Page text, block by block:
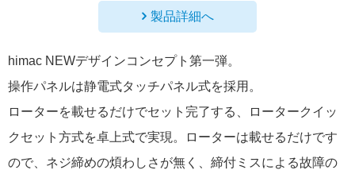
製品詳細へ
himac NEWデザインコンセプト第一弾。
操作パネルは静電式タッチパネル式を採用。
ローターを載せるだけでセット完了する、ロータークイッ
クセット方式を卓上式で実現。ローターは載せるだけです
ので、ネジ締めの煩わしさが無く、締付ミスによる故障の